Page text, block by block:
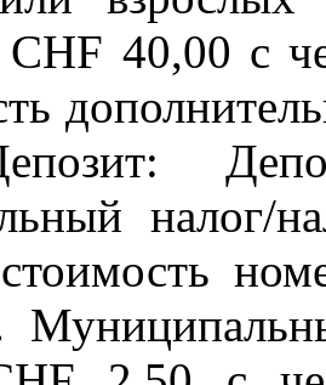
CHF 40,00 с
налог/